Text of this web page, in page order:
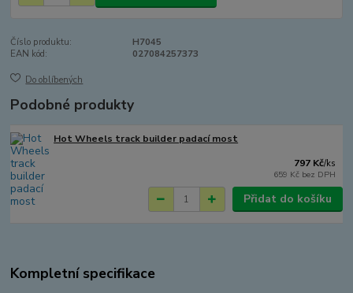
Číslo produktu:
H7045
EAN kód:
027084257373
Do oblíbených
Podobné produkty
Hot Wheels track builder padací most
797 Kč/ks
659 Kč bez DPH
Přidat do košíku
Kompletní specifikace